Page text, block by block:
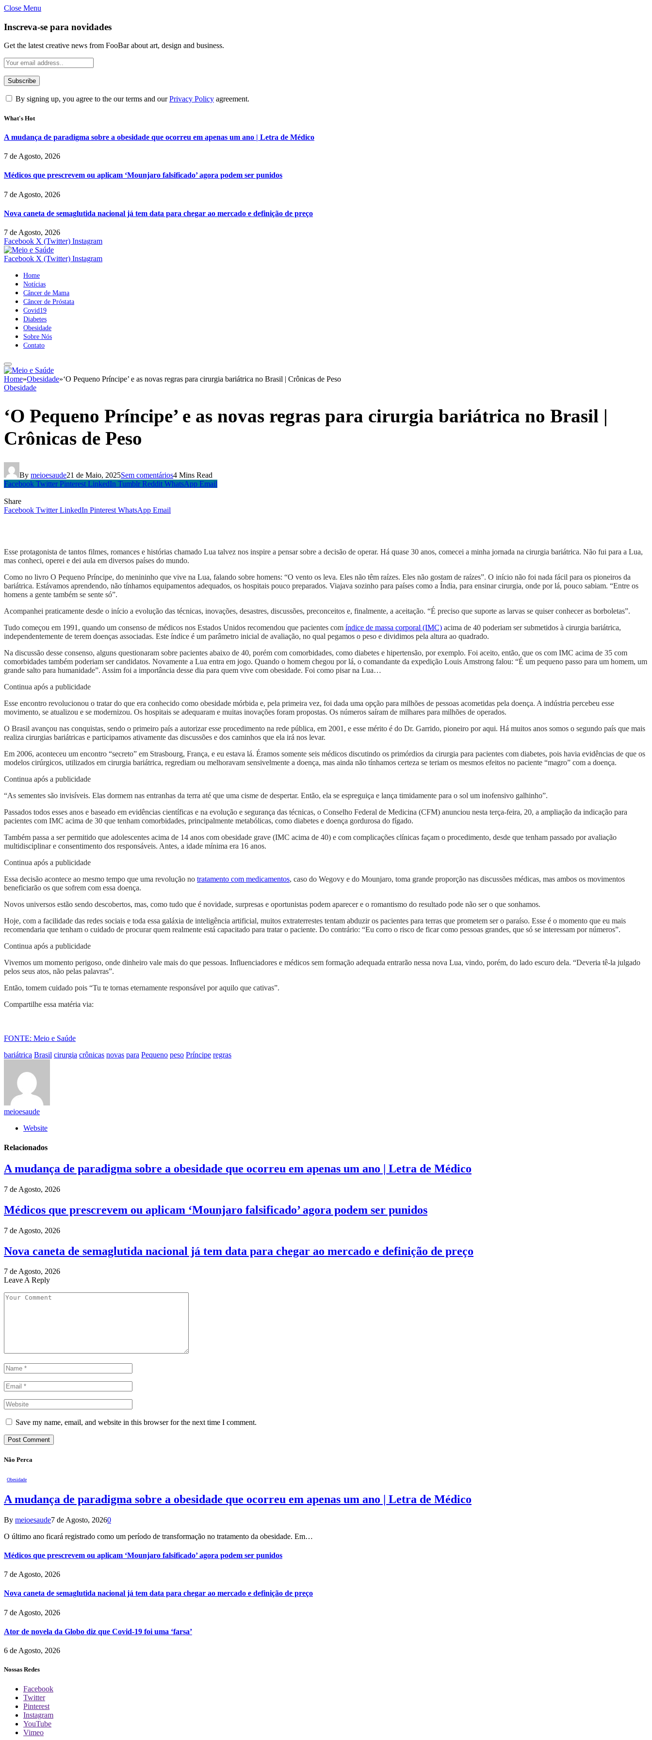
Close Menu
Inscreva-se para novidades
Get the latest creative news from FooBar about art, design and business.
By signing up, you agree to the our terms and ourPrivacy Policy agreement.
What's Hot
A mudança de paradigma sobre a obesidade que ocorreu em apenas um ano | Letra de Médico
7 de Agosto, 2026
Médicos que prescrevem ou aplicam ‘Mounjaro falsificado’ agora podem ser punidos
7 de Agosto, 2026
Nova caneta de semaglutida nacional já tem data para chegar ao mercado e definição de preço
7 de Agosto, 2026
Facebook X (Twitter) Instagram
Facebook X (Twitter) Instagram
Home
Notícias
Câncer de Mama
Câncer de Próstata
Covid19
Diabetes
Obesidade
Sobre Nós
Contato
Home»Obesidade»‘O Pequeno Príncipe’ e as novas regras para cirurgia bariátrica no Brasil | Crônicas de Peso
Obesidade
‘O Pequeno Príncipe’ e as novas regras para cirurgia bariátrica no Brasil |
Crônicas de Peso
By meioesaude21 de Maio, 2025Sem comentários4 Mins Read
Facebook Twitter Pinterest LinkedIn Tumblr Reddit WhatsApp Email
Share
Facebook Twitter LinkedIn Pinterest WhatsApp Email
Esse protagonista de tantos filmes, romances e histórias chamado Lua talvez nos inspire a pensar sobre a decisão de operar. Há quase 30 anos, comecei a minha jornada na cirurgia bariátrica. Não fui para a Lua,
mas conheci, operei e dei aula em diversos países do mundo.
Como no livro O Pequeno Príncipe, do menininho que vive na Lua, falando sobre homens: “O vento os leva. Eles não têm raízes. Eles não gostam de raízes”. O início não foi nada fácil para os pioneiros da
bariátrica. Estávamos aprendendo, não tínhamos equipamentos adequados, os hospitais pouco preparados. Viajava sozinho para países como a Índia, para ensinar cirurgia, onde por lá, pouco sabiam. “Entre os
homens a gente também se sente só”.
Acompanhei praticamente desde o início a evolução das técnicas, inovações, desastres, discussões, preconceitos e, finalmente, a aceitação. “É preciso que suporte as larvas se quiser conhecer as borboletas”.
Tudo começou em 1991, quando um consenso de médicos nos Estados Unidos recomendou que pacientes com índice de massa corporal (IMC) acima de 40 poderiam ser submetidos à cirurgia bariátrica,
independentemente de terem doenças associadas. Este índice é um parâmetro inicial de avaliação, no qual pegamos o peso e dividimos pela altura ao quadrado.
Na discussão desse consenso, alguns questionaram sobre pacientes abaixo de 40, porém com comorbidades, como diabetes e hipertensão, por exemplo. Foi aceito, então, que os com IMC acima de 35 com
comorbidades também poderiam ser candidatos. Novamente a Lua entra em jogo. Quando o homem chegou por lá, o comandante da expedição Louis Amstrong falou: “É um pequeno passo para um homem, um
grande salto para humanidade”. Assim foi a importância desse dia para quem vive com obesidade. Foi como pisar na Lua…
Continua após a publicidade
Esse encontro revolucionou o tratar do que era conhecido como obesidade mórbida e, pela primeira vez, foi dada uma opção para milhões de pessoas acometidas pela doença. A indústria percebeu esse
movimento, se atualizou e se modernizou. Os hospitais se adequaram e muitas inovações foram propostas. Os números saíram de milhares para milhões de operados.
O Brasil avançou nas conquistas, sendo o primeiro país a autorizar esse procedimento na rede pública, em 2001, e esse mérito é do Dr. Garrido, pioneiro por aqui. Há muitos anos somos o segundo país que mais
realiza cirurgias bariátricas e participamos ativamente das discussões e dos caminhos que ela irá nos levar.
Em 2006, aconteceu um encontro “secreto” em Strasbourg, França, e eu estava lá. Éramos somente seis médicos discutindo os primórdios da cirurgia para pacientes com diabetes, pois havia evidências de que os
modelos cirúrgicos, utilizados em cirurgia bariátrica, regrediam ou melhoravam sensivelmente a doença, mas ainda não tínhamos certeza se teriam os mesmos efeitos no paciente “magro” com a doença.
Continua após a publicidade
“As sementes são invisíveis. Elas dormem nas entranhas da terra até que uma cisme de despertar. Então, ela se espreguiça e lança timidamente para o sol um inofensivo galhinho”.
Passados todos esses anos e baseado em evidências científicas e na evolução e segurança das técnicas, o Conselho Federal de Medicina (CFM) anunciou nesta terça-feira, 20, a ampliação da indicação para
pacientes com IMC acima de 30 que tenham comorbidades, principalmente metabólicas, como diabetes e doença gordurosa do fígado.
Também passa a ser permitido que adolescentes acima de 14 anos com obesidade grave (IMC acima de 40) e com complicações clínicas façam o procedimento, desde que tenham passado por avaliação
multidisciplinar e consentimento dos responsáveis. Antes, a idade mínima era 16 anos.
Continua após a publicidade
Essa decisão acontece ao mesmo tempo que uma revolução no tratamento com medicamentos, caso do Wegovy e do Mounjaro, toma grande proporção nas discussões médicas, mas ambos os movimentos
beneficiarão os que sofrem com essa doença.
Novos universos estão sendo descobertos, mas, como tudo que é novidade, surpresas e oportunistas podem aparecer e o romantismo do resultado pode não ser o que sonhamos.
Hoje, com a facilidade das redes sociais e toda essa galáxia de inteligência artificial, muitos extraterrestes tentam abduzir os pacientes para terras que prometem ser o paraíso. Esse é o momento que eu mais
recomendaria que tenham o cuidado de procurar quem realmente está capacitado para tratar o paciente. Do contrário: “Eu corro o risco de ficar como pessoas grandes, que só se interessam por números”.
Continua após a publicidade
Vivemos um momento perigoso, onde dinheiro vale mais do que pessoas. Influenciadores e médicos sem formação adequada entrarão nessa nova Lua, vindo, porém, do lado escuro dela. “Deveria tê-la julgado
pelos seus atos, não pelas palavras”.
Então, tomem cuidado pois “Tu te tornas eternamente responsável por aquilo que cativas”.
Compartilhe essa matéria via:
FONTE: Meio e Saúde
bariátrica Brasil cirurgia crônicas novas para Pequeno peso Príncipe regras
meioesaude
Website
Relacionados
A mudança de paradigma sobre a obesidade que ocorreu em apenas um ano | Letra de Médico
7 de Agosto, 2026
Médicos que prescrevem ou aplicam ‘Mounjaro falsificado’ agora podem ser punidos
7 de Agosto, 2026
Nova caneta de semaglutida nacional já tem data para chegar ao mercado e definição de preço
7 de Agosto, 2026
Leave A Reply
Save my name, email, and website in this browser for the next time I comment.
Não Perca
Obesidade
A mudança de paradigma sobre a obesidade que ocorreu em apenas um ano | Letra de Médico
By meioesaude7 de Agosto, 20260
O último ano ficará registrado como um período de transformação no tratamento da obesidade. Em…
Médicos que prescrevem ou aplicam ‘Mounjaro falsificado’ agora podem ser punidos
7 de Agosto, 2026
Nova caneta de semaglutida nacional já tem data para chegar ao mercado e definição de preço
7 de Agosto, 2026
Ator de novela da Globo diz que Covid-19 foi uma ‘farsa’
6 de Agosto, 2026
Nossas Redes
Facebook
Twitter
Pinterest
Instagram
YouTube
Vimeo